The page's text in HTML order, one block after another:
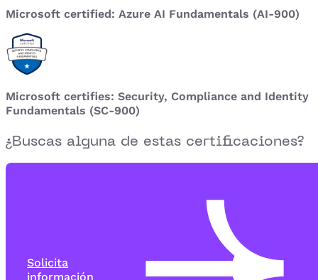
Microsoft certified: Azure AI Fundamentals (AI-900)
Microsoft certifies: Security, Compliance and Identity
Fundamentals (SC-900)
¿Buscas alguna de estas certificaciones?
Solicita
información